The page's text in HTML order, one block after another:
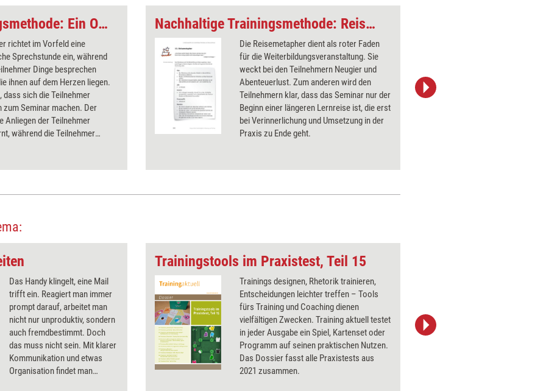
Nachhaltige Trainingsmethode: Ein Ohr für Sie – die 'Trainer-Hotline'
richtet im Vorfeld eine
Sprechstunde ein, während
Dinge besprechen
ihnen auf dem Herzen liegen.
dass sich die Teilnehmer
zum Seminar machen. Der
Anliegen der Teilnehmer
während die Teilnehmer
Nachhaltige Trainingsmethode: Reisemetapher
Die Reisemetapher dient als roter Faden
für die Weiterbildungsveranstaltung. Sie
weckt bei den Teilnehmern Neugier und
Abenteuerlust. Zum anderen wird den
Teilnehmern klar, dass das Seminar nur der
Beginn einer längeren Lernreise ist, die erst
bei Verinnerlichung und Umsetzung in der
Praxis zu Ende geht.
Das Handy klingelt, eine Mail
trifft ein. Reagiert man immer
prompt darauf, arbeitet man
nicht nur unproduktiv, sondern
auch fremdbestimmt. Doch
das muss nicht sein. Mit klarer
Kommunikation und etwas
Organisation findet man
Trainingstools im Praxistest, Teil 15
Trainings designen, Rhetorik trainieren,
Entscheidungen leichter treffen – Tools
fürs Training und Coaching dienen
vielfältigen Zwecken. Training aktuell testet
in jeder Ausgabe ein Spiel, Kartenset oder
Programm auf seinen praktischen Nutzen.
Das Dossier fasst alle Praxistests aus
2021 zusammen.